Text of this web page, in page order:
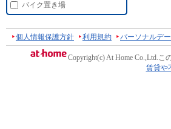
バイク置き場
個人情報保護方針 利用規約 パーソナルデ
Copyright(c) At Home Co.,Ltd.こ
賃貸や